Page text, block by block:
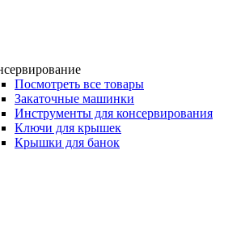
Посмотреть все товары
Закаточные машинки
Инструменты для консервирования
Ключи для крышек
Крышки для банок